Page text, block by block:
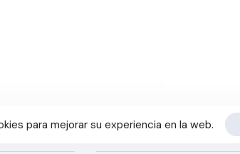
para mejorar su experiencia en la web.